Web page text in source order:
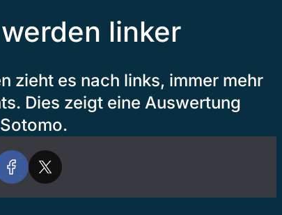
linker
zieht es nach links, immer mehr
Dies zeigt eine Auswertung